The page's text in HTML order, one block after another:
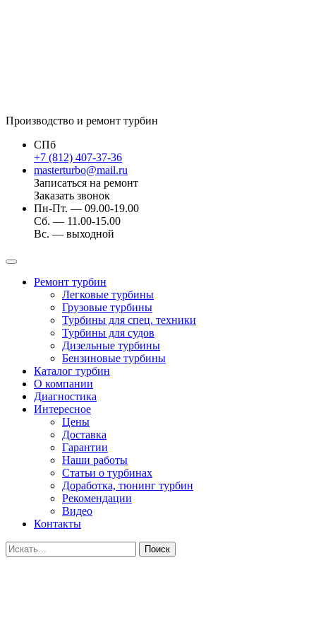
Производство и ремонт турбин
СПб
+7 (812) 407-37-36
masterturbo@mail.ru
Записаться на ремонт
Заказать звонок
Пн-Пт. — 09.00-19.00
Сб. — 11.00-15.00
Вс. — выходной
Ремонт турбин
Легковые турбины
Грузовые турбины
Турбины для спец. техники
Турбины для судов
Дизельные турбины
Бензиновые турбины
Каталог турбин
О компании
Диагностика
Интересное
Цены
Доставка
Гарантии
Наши работы
Статьи о турбинах
Доработка, тюнинг турбин
Рекомендации
Видео
Контакты
Поиск